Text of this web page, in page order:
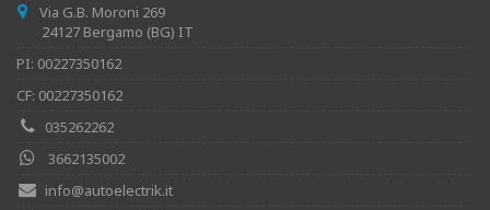
Via G.B. Moroni 269
24127 Bergamo (BG) IT
PI: 00227350162
CF: 00227350162
035262262
3662135002
info@autoelectrik.it